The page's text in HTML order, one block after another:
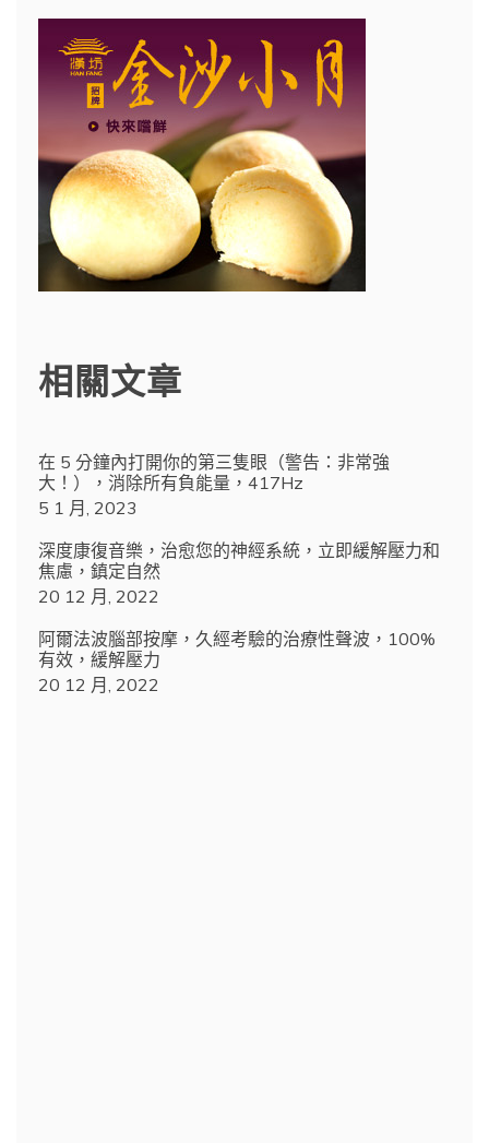
相關文章
在 5 分鐘內打開你的第三隻眼（警告：非常強
大！），消除所有負能量，417Hz
5 1 月, 2023
深度康復音樂，治愈您的神經系統，立即緩解壓力和
焦慮，鎮定自然
20 12 月, 2022
阿爾法波腦部按摩，久經考驗的治療性聲波，100%
有效，緩解壓力
20 12 月, 2022